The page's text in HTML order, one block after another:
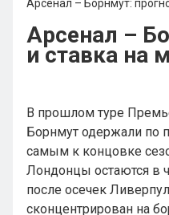
Арсенал – Борнмут:
Арсенал –
и ставка на
В прошлом туре
Борнмут одержали по
самым к концовке
Лондонцы остаются в
после осечек
сконцентрирован на